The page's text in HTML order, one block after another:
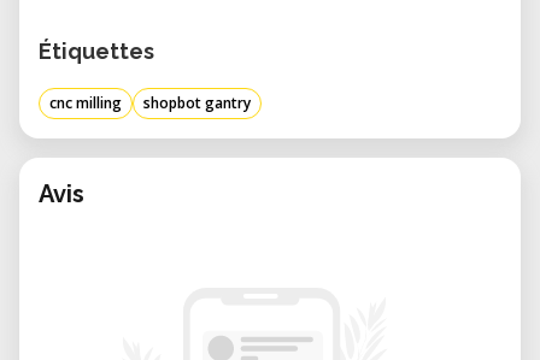
Étiquettes
cnc milling shopbot gantry
Avis